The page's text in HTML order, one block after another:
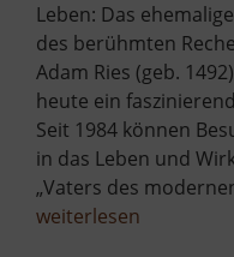
Leben: Das
des berühmten
Adam Ries (geb.
heute ein
Seit 1984 können
in das Leben und
„Vaters des
weiterlesenüber